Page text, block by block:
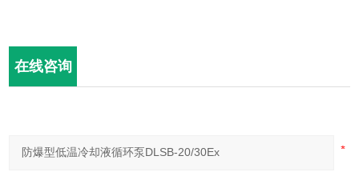
在线咨询